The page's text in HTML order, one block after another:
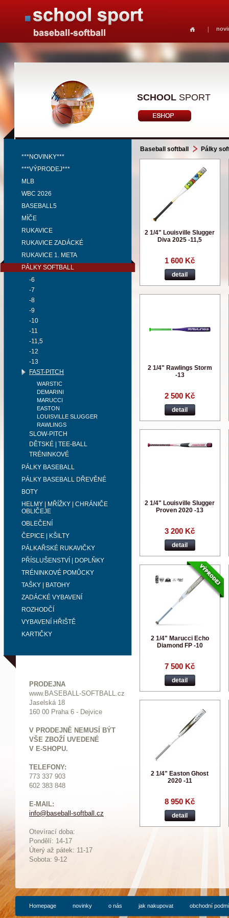
SCHOOL SPORT
***NOVINKY***
***VÝPRODEJ***
MLB
WBC 2026
BASEBALL5
MÍČE
RUKAVICE
RUKAVICE ZADÁCKÉ
RUKAVICE 1. META
PÁLKY SOFTBALL
-6
-7
-8
-9
-10
-11
-11,5
-12
-13
FAST-PITCH
WARSTIC
DEMARINI
MARUCCI
EASTON
LOUISVILLE SLUGGER
RAWLINGS
SLOW-PITCH
DĚTSKÉ | TEE-BALL
TRÉNINKOVÉ
PÁLKY BASEBALL
PÁLKY BASEBALL DŘEVĚNÉ
BOTY
HELMY | MŘÍŽKY | CHRÁNIČE
OBLIČEJE
OBLEČENÍ
ČEPICE | KŠILTY
PÁLKAŘSKÉ RUKAVIČKY
PŘÍSLUŠENSTVÍ | DOPLŇKY
TRÉNINKOVÉ POMŮCKY
TAŠKY | BATOHY
ZADÁCKÉ VYBAVENÍ
ROZHODČÍ
VYBAVENÍ HŘIŠTĚ
KARTIČKY
PRODEJNA
www.BASEBALL-SOFTBALL.cz
Jaselská 18
160 00 Praha 6 - Dejvice
V PRODEJNĚ NEMUSÍ BÝT
VŠE ZBOŽÍ UVEDENÉ
V E-SHOPU.
TELEFONY:
773 337 903
602 383 848
E-MAIL:
info@baseball-softball.cz
Otevírací doba:
Pondělí: 14-17
Úterý až pátek: 11-17
Sobota: 9-12
Baseball softball Pálky
2 1/4" Louisville Slugger
Diva 2025 -11,5
1 600 Kč
detail
2 1/4" Rawlings Storm
-13
2 500 Kč
detail
2 1/4" Louisville Slugger
Proven 2020 -13
3 200 Kč
detail
2 1/4" Marucci Echo
Diamond FP -10
7 500 Kč
detail
2 1/4" Easton Ghost
2020 -11
8 950 Kč
detail
Homepage novinky o nás jak nakupovat obchodní